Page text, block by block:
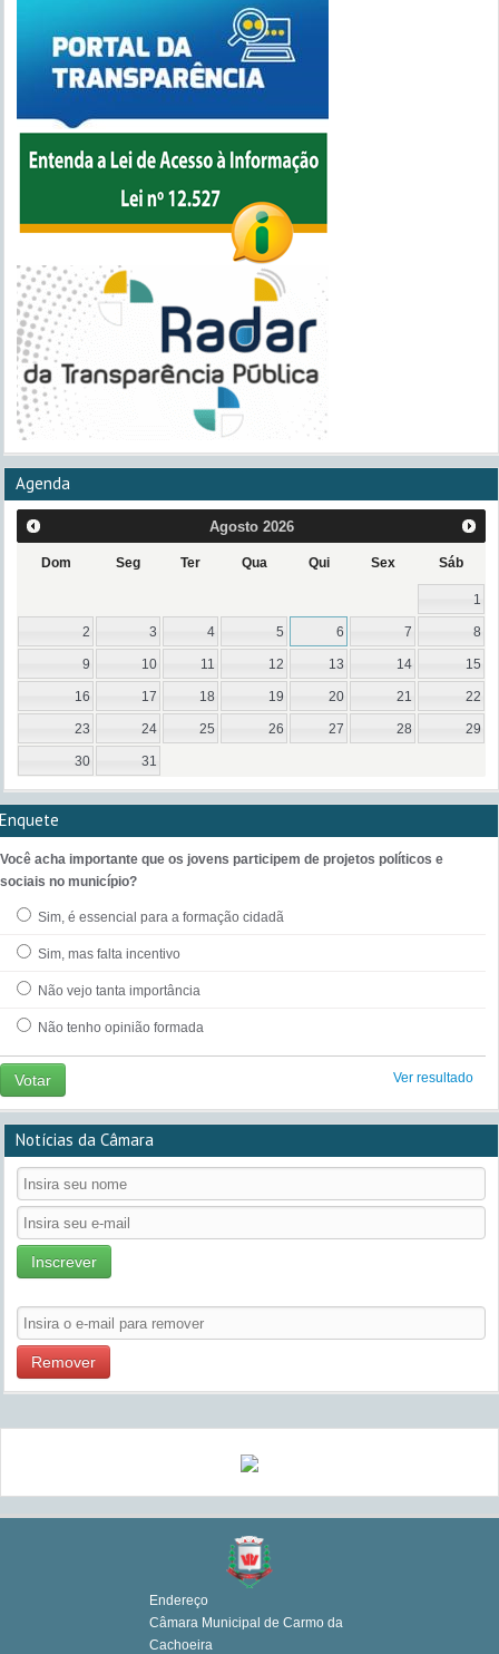
Agenda
Agosto 2026
Dom Seg Ter Qua Qui Sex Sáb
1
2 3 4 5 6 7 8
9 10 11 12 13 14 15
16 17 18 19 20 21 22
23 24 25 26 27 28 29
30 31
Enquete
Você acha importante que os jovens participem de projetos políticos e
sociais no município?
Sim, é essencial para a formação cidadã
Sim, mas falta incentivo
Não vejo tanta importância
Não tenho opinião formada
Votar Ver resultado
Notícias da Câmara
Inscrever
Remover
Endereço
Câmara Municipal de Carmo da
Cachoeira